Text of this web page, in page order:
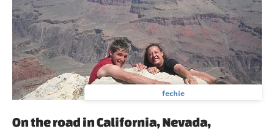
fechie
On the road in California, Nevada,